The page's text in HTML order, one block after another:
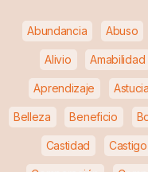
Abundancia Abuso
Alivio Amabilidad
Aprendizaje Astucia
Belleza Beneficio
Castidad Castigo